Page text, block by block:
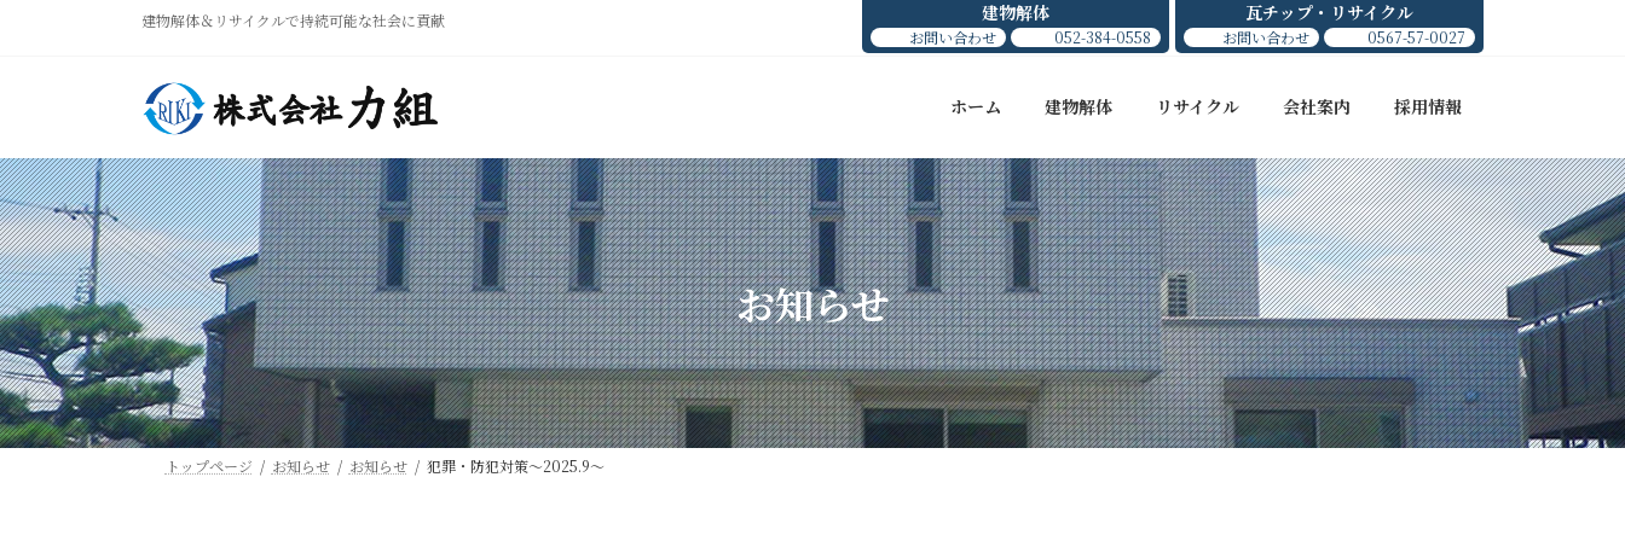
へ
ス
キ
ッ
プ
ョ
ン
に
移
動
建物解体＆リサイクルで持続可能な社会に貢献 建物解体
お問い合わせ 052-384-0558
瓦チップ・リサイクル
お問い合わせ 0567-57-0027
ホーム 建物解体 リサイクル 会社案内 採用情報
お知らせ
トップページ お知らせ お知らせ 犯罪・防犯対策～2025.9～